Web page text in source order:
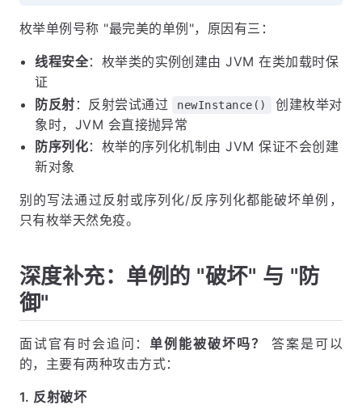
枚举单例号称 "最完美的单例"，原因有三：
线程安全：枚举类的实例创建由 JVM 在类加载时保
证
防反射 ：反射尝试通过 newInstance()
创建枚举对
象时，JVM 会直接抛异常
防序列化：枚举的序列化机制由 JVM 保证不会创建
新对象
别的写法通过反射或序列化/反序列化都能破坏单例，
只有枚举天然免疫。
深度补充：单例的 "破坏" 与 "防
御"
面试官有时会追问：单例能被破坏吗？
答案是可以
的，主要有两种攻击方式：
1. 反射破坏